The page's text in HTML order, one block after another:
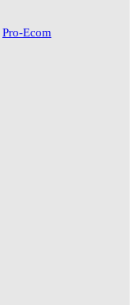
Pro-Ecom